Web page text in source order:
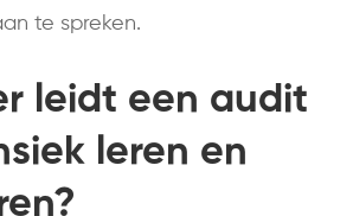
te spreken.
leidt een audit
leren en